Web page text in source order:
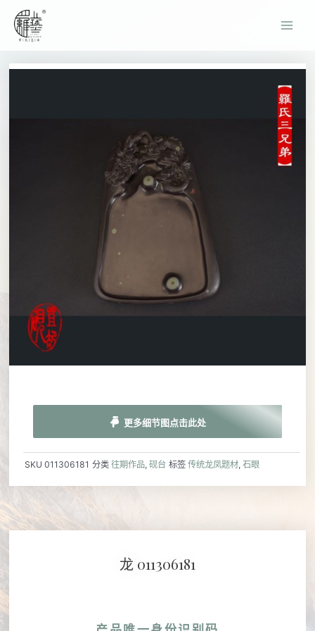
更多细节图点击此处
SKU 011306181 分类 往期作品,砚台 标签 传统龙凤题材,石眼
龙 011306181